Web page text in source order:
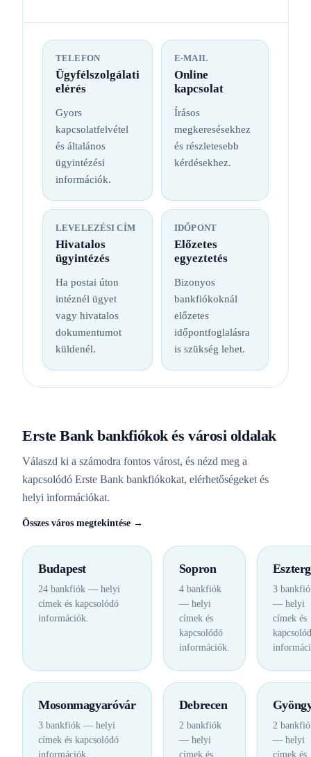
TELEFON
Ügyfélszolgálati
elérés
Gyors
kapcsolatfelvétel
és általános
ügyintézési
információk.
E-MAIL
Online
kapcsolat
Írásos
megkeresésekhez
és részletesebb
kérdésekhez.
LEVELEZÉSI CÍM
Hivatalos
ügyintézés
Ha postai úton
intéznél ügyet
vagy hivatalos
dokumentumot
küldenél.
IDŐPONT
Előzetes
egyeztetés
Bizonyos
bankfiókoknál
előzetes
időpontfoglalásra
is szükség lehet.
Erste Bank bankfiókok és városi oldalak
Válaszd ki a számodra fontos várost, és nézd meg a
kapcsolódó Erste Bank bankfiókokat, elérhetőségeket és
helyi információkat.
Összes város megtekintése →
Budapest
24 bankfiók — helyi
címek és kapcsolódó
információk.
Sopron
4 bankfiók
— helyi
címek és
kapcsolódó
információk.
3
— helyi
címek és
Mosonmagyaróvár
3 bankfiók — helyi
címek és kapcsolódó
információk.
Debrecen
2 bankfiók
— helyi
címek és
2
— helyi
címek és